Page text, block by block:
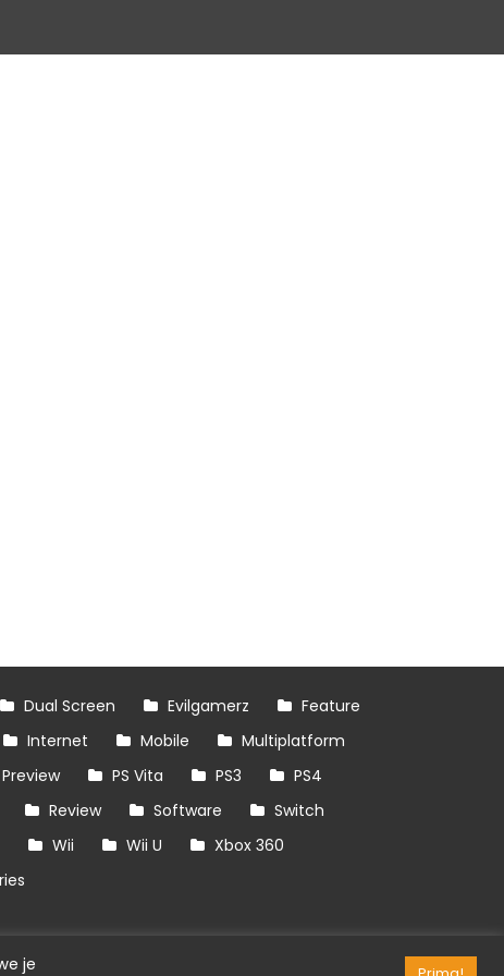
Dual Screen Evilgamerz
Feature
Internet Mobile
Multiplatform
Preview PS Vita PS3
PS4
Review Software
Switch
Wii Wii U
Xbox 360
je